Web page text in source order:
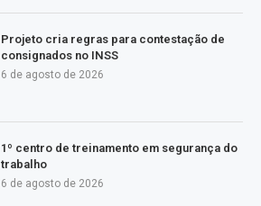
Projeto cria regras para contestação de
consignados no INSS
6 de agosto de 2026
1º centro de treinamento em segurança do
trabalho
6 de agosto de 2026